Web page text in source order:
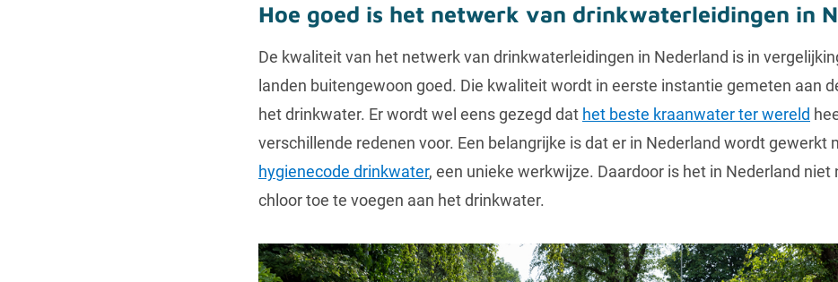
Hoe goed is het netwerk van drinkwaterleidingen in
De kwaliteit van het netwerk van drinkwaterleidingen in Nederland is in
landen buitengewoon goed. Die kwaliteit wordt in eerste instantie gemeten aan
het drinkwater. Er wordt wel eens gezegd dat het beste kraanwater ter wereld
verschillende redenen voor. Een belangrijke is dat er in Nederland wordt gewerkt
hygienecode drinkwater, een unieke werkwijze. Daardoor is het in Nederland niet
chloor toe te voegen aan het drinkwater.